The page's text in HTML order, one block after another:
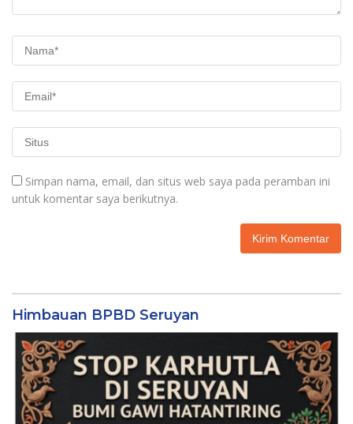
Simpan nama, email, dan situs web saya pada peramban ini
untuk komentar saya berikutnya.
Himbauan BPBD Seruyan